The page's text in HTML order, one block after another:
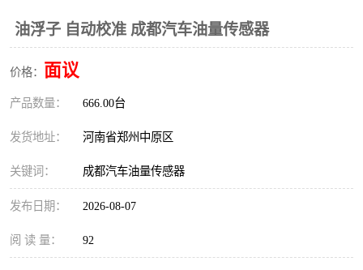
油浮子 自动校准 成都汽车油量传感器
价格： 面议
产品数量： 666.00台
发货地址： 河南省郑州中原区
关键词： 成都汽车油量传感器
发布日期： 2026-08-07
阅 读 量： 92